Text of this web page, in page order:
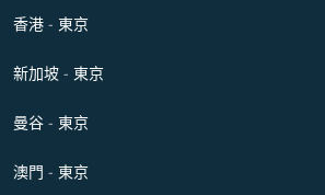
香港 - 東京
新加坡 - 東京
曼谷 - 東京
澳門 - 東京